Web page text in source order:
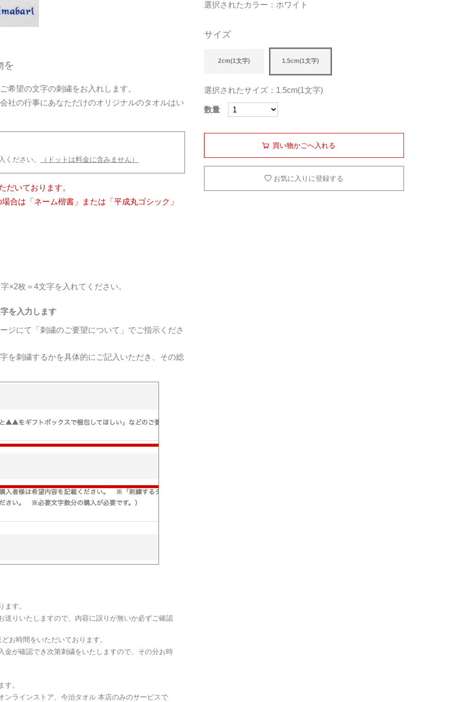
を
希望の文字の刺繍をお入れします。
社の行事にあなただけのオリジナルのタオルはい
ください。 （ドットは料金に含みません）
いております。
合は「ネーム楷書」または「平成丸ゴシック」
×2枚＝4文字を入れてください。
を入力します
ジにて「刺繍のご要望について」でご指示くださ
を刺繍するかを具体的にご記入いただき、その総
す。
送りいたしますので、内容に誤りが無いか必ずご確認
お時間をいただいております。
が確認でき次第刺繍をいたしますので、その分お時
。
ラインストア、今治タオル 本店のみのサービスで
選択されたカラー：ホワイト
サイズ
2cm(1文字) 1.5cm(1文字)
選択されたサイズ：1.5cm(1文字)
数量
買い物かごへ入れる
お気に入りに登録する